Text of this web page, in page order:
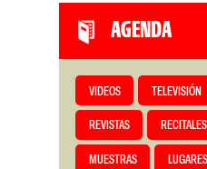
AGENDA
VIDEOS TELEVISIÓN
REVISTAS RECITALES
MUESTRAS LUGARES